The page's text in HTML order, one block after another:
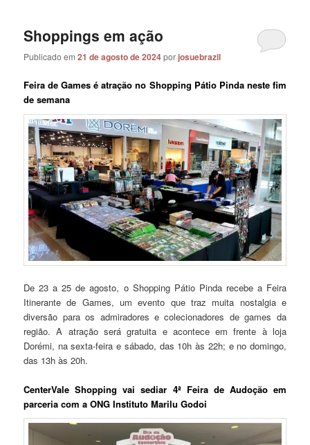
Shoppings em ação
Publicado em21 de agosto de 2024porjosuebrazil
Feira de Games é atração no Shopping Pátio Pinda neste fim
de semana
De 23 a 25 de agosto, o Shopping Pátio Pinda recebe a Feira
Itinerante de Games, um evento que traz muita nostalgia e
diversão para os admiradores e colecionadores de games da
região. A atração será gratuita e acontece em frente à loja
Dorémi, na sexta-feira e sábado, das 10h às 22h; e no domingo,
das 13h às 20h.
CenterVale Shopping vai sediar 4ª Feira de Audoção em
parceria com a ONG Instituto Marilu Godoi